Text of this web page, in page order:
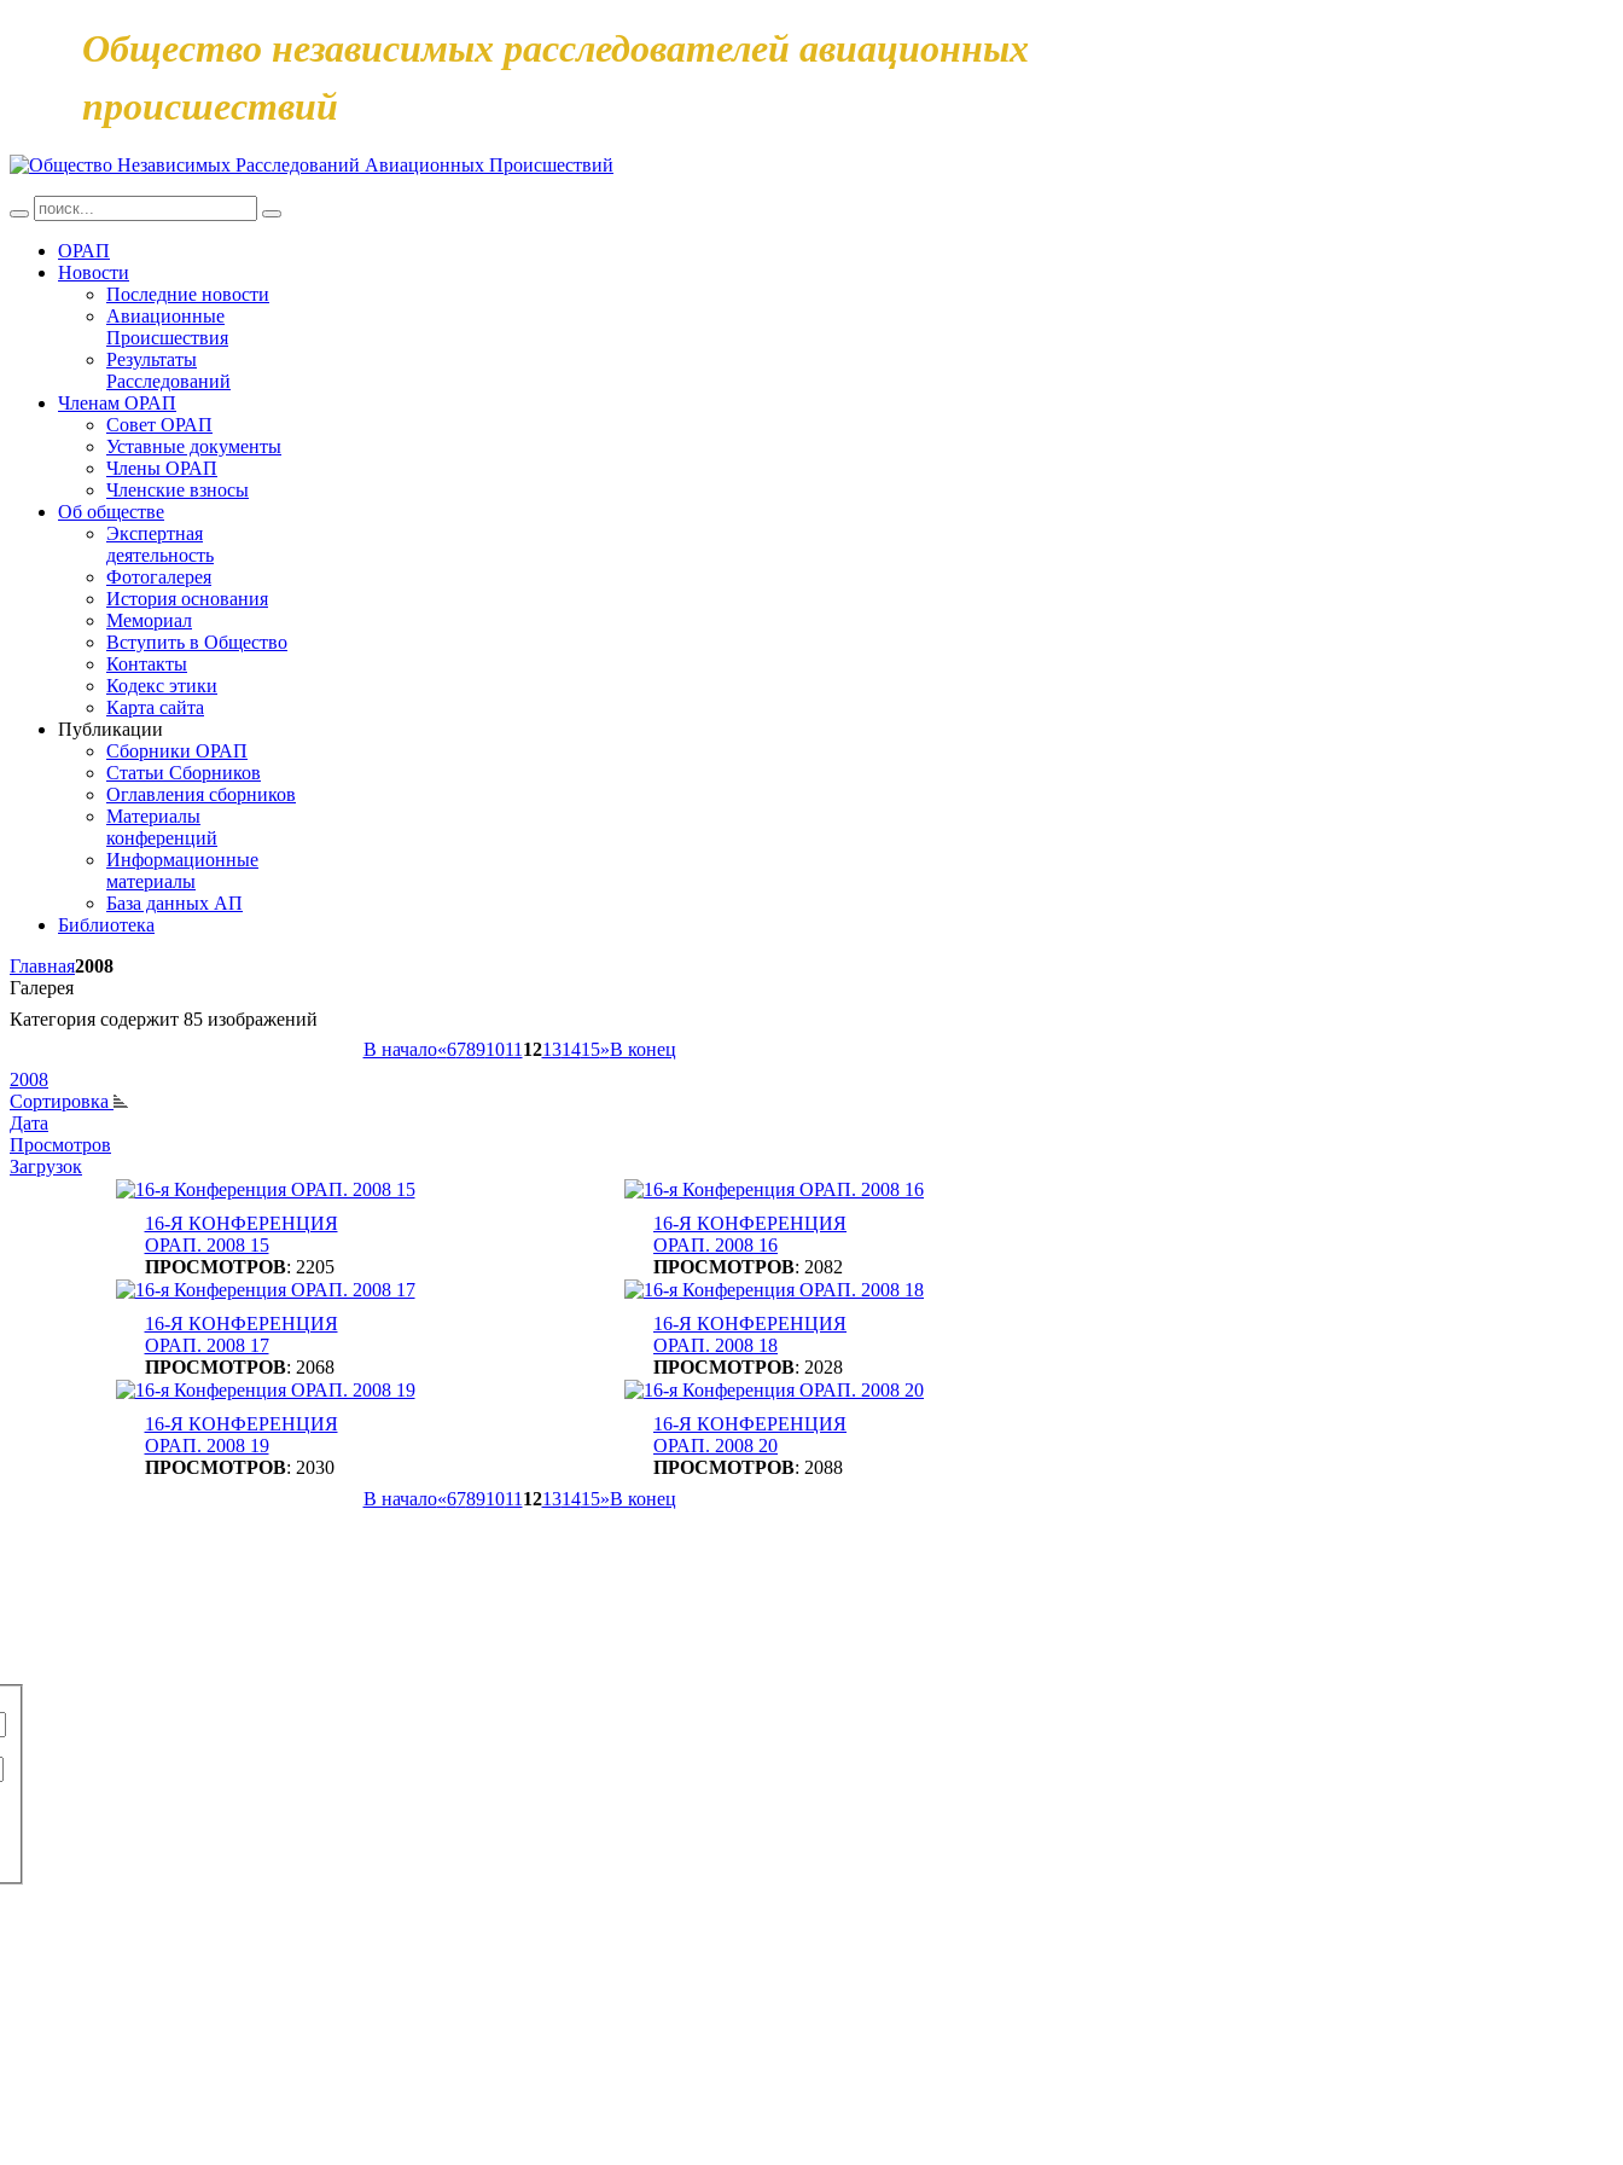
Общество независимых расследователей авиационных
происшествий
ОРАП
Новости
Последние новости
Авиационные
Происшествия
Результаты
Расследований
Членам ОРАП
Совет ОРАП
Уставные документы
Члены ОРАП
Членские взносы
Об обществе
Экспертная
деятельность
Фотогалерея
История основания
Мемориал
Вступить в Общество
Контакты
Кодекс этики
Карта сайта
Публикации
Сборники ОРАП
Статьи Сборников
Оглавления сборников
Материалы
конференций
Информационные
материалы
База данных АП
Библиотека
Главная2008
Галерея
Категория содержит 85 изображений
В начало«67891011 12131415»В конец
2008
Сортировка
Дата
Просмотров
Загрузок
16-Я КОНФЕРЕНЦИЯ
ОРАП. 2008 15
ПРОСМОТРОВ: 2205
16-Я КОНФЕРЕНЦИЯ
ОРАП. 2008 16
ПРОСМОТРОВ: 2082
16-Я КОНФЕРЕНЦИЯ
ОРАП. 2008 17
ПРОСМОТРОВ: 2068
16-Я КОНФЕРЕНЦИЯ
ОРАП. 2008 18
ПРОСМОТРОВ: 2028
16-Я КОНФЕРЕНЦИЯ
ОРАП. 2008 19
ПРОСМОТРОВ: 2030
16-Я КОНФЕРЕНЦИЯ
ОРАП. 2008 20
ПРОСМОТРОВ: 2088
В начало«67891011 12131415»В конец